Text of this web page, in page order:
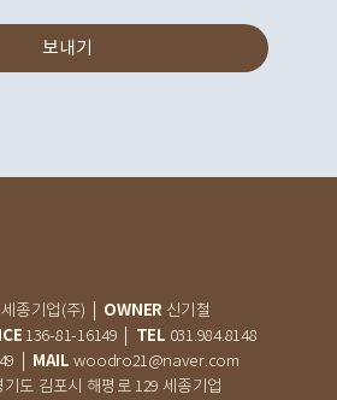
보내기
종기업(주) │ OWNER신기철
136-81-16149 │ TEL 031.984.8148
│ MAIL woodro21@naver.com
기도 김포시 해평로 129 세종기업